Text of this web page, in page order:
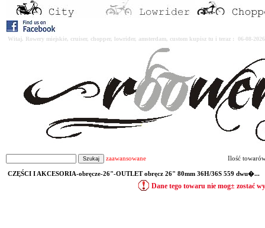
Witaj. Rowery miejskie, cruiser, chopper, lowrider, amsterdam, custom kupisz tu i teraz : 06-08-
zaawansowane Ilość
CZĘŚCI I AKCESORIA-obręcze-26"-OUTLET obręcz 26" 80mm 36H/36S 559 dwu�...
Dane tego towaru nie mog± zostać